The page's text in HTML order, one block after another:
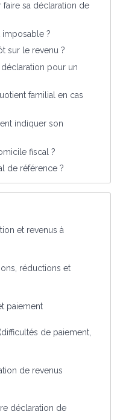
sa déclaration de
imposable ?
sur le revenu ?
pour un
familial en cas
indiquer son
fiscal ?
de référence ?
et revenus à
réductions et
paiement
de paiement,
de revenus
déclaration de